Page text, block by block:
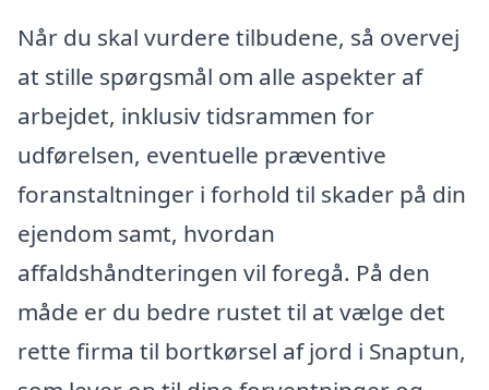
Når du skal vurdere tilbudene, så overvej
at stille spørgsmål om alle aspekter af
arbejdet, inklusiv tidsrammen for
udførelsen, eventuelle præventive
foranstaltninger i forhold til skader på din
ejendom samt, hvordan
affaldshåndteringen vil foregå. På den
måde er du bedre rustet til at vælge det
rette firma til bortkørsel af jord i Snaptun,